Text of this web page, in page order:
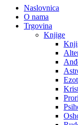
Naslovnica
O nama
Trgovina
Knjige